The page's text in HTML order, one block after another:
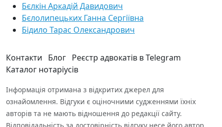
Бєлкін Аркадій Давидович
Бєлолипецьких Ганна Сергіївна
Бідило Тарас Олександрович
Контакти Блог Реєстр адвокатів в Telegram
Каталог нотаріусів
Інформація отримана з відкритих джерел для
ознайомлення. Відгуки є оціночними судженнями їхніх
авторів та не мають відношення до редакції сайту.